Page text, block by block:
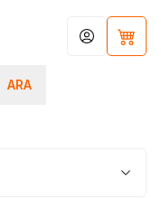
ARA
Hesabım